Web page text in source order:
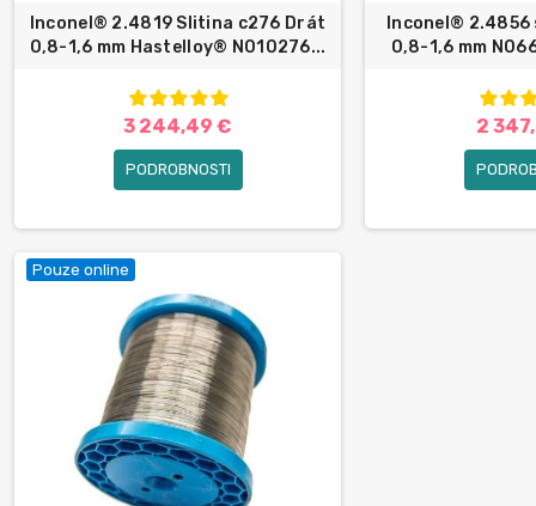
Inconel® 2.4819 Slitina c276 Drát
0,8-1,6 mm Hastelloy® N010276...
3 244,49 €
PODROBNOSTI
Inconel®
0,8-1,6 mm
2
Pouze online